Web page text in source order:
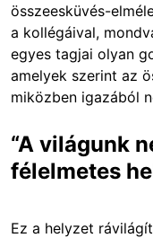
összeesküvés-
a kollégáival,
egyes tagjai olyan
amelyek szerint az
miközben igazából
“A világunk
félelmetes
Ez a helyzet